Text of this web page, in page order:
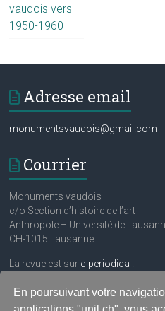
En poursuivant votre
vaudois vers
1950-1960
Adresse email
monumentsvaudois@gmail.com
Courrier
Monuments vaudois
c/o Section d’histoire de l’art
Anthropole – Université de
CH-1015 Lausanne
La revue est sur e-periodica !